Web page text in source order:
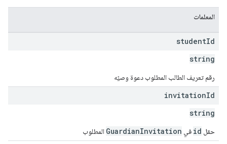
المعلمات
studentId
string
رقم تعريف الطالب المطلوب دعوة وصيّه
invitationId
string
حقل id في GuardianInvitation المطلوب